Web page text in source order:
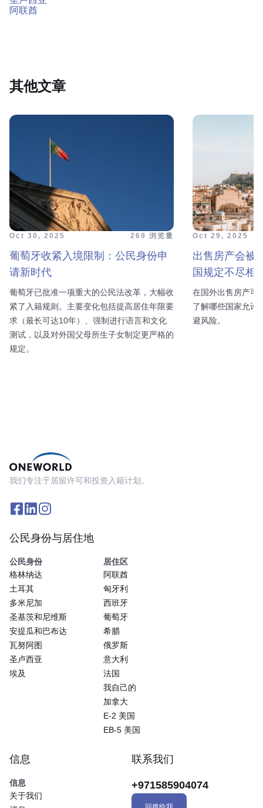
阿联酋
其他文章
Oct 30, 2025 269 浏览量
葡萄牙收紧入境限制：公民身份申
请新时代
葡萄牙已批准一项重大的公民法改革，大幅收
紧了入籍规则。主要变化包括提高居住年限要
求（最长可达10年）、强制进行语言和文化
测试，以及对外国父母所生子女制定更严格的
规定。
Oct 29, 2025
出售房产会被
国规定不尽相
在国外出售房产可
了解哪些国家允许
避风险。
我们专注于居留许可和投资入籍计划。
公民身份与居住地
公民身份
格林纳达
土耳其
多米尼加
圣基茨和尼维斯
安提瓜和巴布达
瓦努阿图
圣卢西亚
埃及
居住区
阿联酋
匈牙利
西班牙
葡萄牙
希腊
俄罗斯
意大利
法国
我自己的
加拿大
E-2 美国
EB-5 美国
信息
信息
关于我们
联系我们
+971585904074